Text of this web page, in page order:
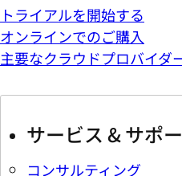
トライアルを開始する
オンラインでのご購入
主要なクラウドプロバイダ
サービス & サポ
コンサルティング